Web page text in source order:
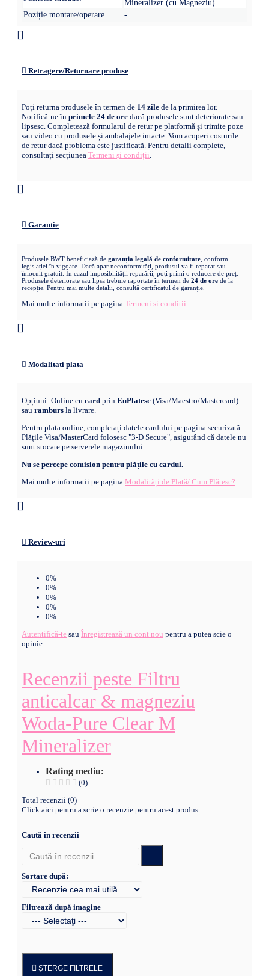
Mineralizer (cu Magneziu)
Poziție montare/operare
-
Retragere/Returnare produse
Poți returna produsele în termen de 14 zile de la primirea lor.
Notifică-ne în primele 24 de ore dacă produsele sunt deteriorate sau
lipsesc. Completează formularul de retur pe platformă și trimite poze
sau video cu produsele și ambalajele intacte. Vom acoperi costurile
de retur dacă problema este justificată. Pentru detalii complete,
consultați secțiunea Termeni și condiții.
Garantie
Produsele BWT beneficiază de garanția legală de conformitate , conform
legislației în vigoare. Dacă apar neconformități, produsul va fi reparat sau
înlocuit gratuit. În cazul imposibilității reparării, poți primi o reducere de preț.
Produsele deteriorate sau lipsă trebuie raportate în termen de 24 de ore de la
recepție. Pentru mai multe detalii, consultă certificatul de garanție.
Mai multe informatii pe pagina Termeni si conditii
Modalitati plata
Opțiuni: Online cu card prin EuPlatesc (Visa/Maestro/Mastercard)
sau ramburs la livrare.
Pentru plata online, completați datele cardului pe pagina securizată.
Plățile Visa/MasterCard folosesc "3-D Secure", asigurând că datele nu
sunt stocate pe serverele magazinului.
Nu se percepe comision pentru plățile cu cardul.
Mai multe informatii pe pagina Modalități de Plată/ Cum Plătesc?
Review-uri
0%
0%
0%
0%
0%
Autentifică-te sau Înregistrează un cont nou pentru a putea scie o
opinie
Recenzii peste Filtru
anticalcar & magneziu
Woda-Pure Clear M
Mineralizer
Rating mediu:
(0)
Total recenzii (0)
Click aici pentru a scrie o recenzie pentru acest produs.
Caută în recenzii
Sortare după:
Filtrează după imagine
ȘTERGE FILTRELE